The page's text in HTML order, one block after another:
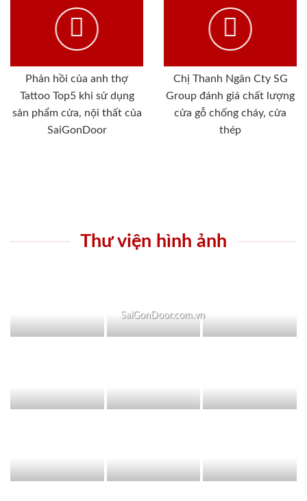
Phản hồi của anh thợ
Tattoo Top5 khi sử dụng
sản phẩm cửa, nội thất của
SaiGonDoor
Chị Thanh Ngân Cty SG
Group đánh giá chất lượng
cửa gỗ chống cháy, cửa
thép
Thư viện hình ảnh
SaiGonDoor.com.vn